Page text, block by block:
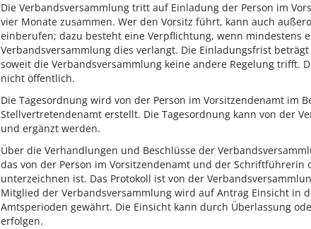
Die Verbandsversammlung tritt auf Einladung der Person im
vier Monate zusammen. Wer den Vorsitz führt, kann auch
einberufen; dazu besteht eine Verpflichtung, wenn mindestens
Verbandsversammlung dies verlangt. Die Einladungsfrist
soweit die Verbandsversammlung keine andere Regelung trifft.
nicht öffentlich.
Die Tagesordnung wird von der Person im Vorsitzendenamt im
Stellvertretendenamt erstellt. Die Tagesordnung kann von der
und ergänzt werden.
Über die Verhandlungen und Beschlüsse der
das von der Person im Vorsitzendenamt und der Schriftführerin
unterzeichnen ist. Das Protokoll ist von der
Mitglied der Verbandsversammlung wird auf Antrag Einsicht in
Amtsperioden gewährt. Die Einsicht kann durch Überlassung
erfolgen.